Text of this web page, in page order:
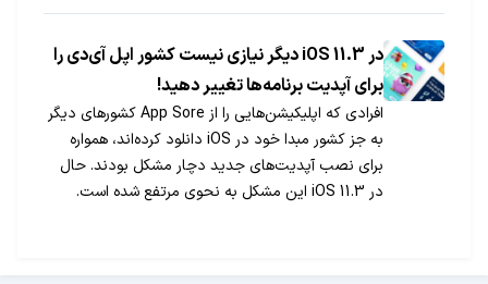
در iOS 11.3 دیگر نیازی نیست کشور اپل آی‌دی را
برای آپدیت برنامه‌ها تغییر دهید!
افرادی که اپلیکیشن‌هایی را از App Sore کشورهای دیگر
به جز کشور مبدا خود در iOS دانلود کرده‌اند، همواره
برای نصب آپدیت‌های جدید دچار مشکل بودند. حال
در iOS 11.3 این مشکل به نحوی مرتفع شده است.